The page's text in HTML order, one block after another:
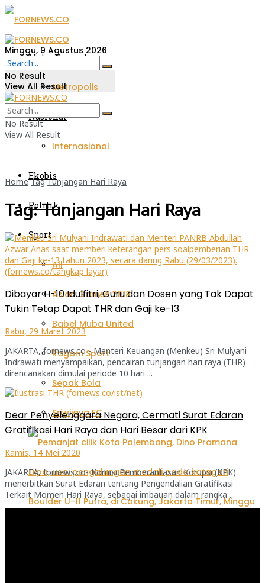
Metro Sumsel
Metropolis
Nasional
Internasional
Ekobis
Politik
Sport
All
Asian Games 2018
Babel Muba United
Ragam Sport
Sepak Bola
Sriwijaya FC
Minggu, 9 Agustus 2026
No Result
View All Result
No Result
View All Result
Home Tag Tunjangan Hari Raya
Tag:Tunjangan Hari Raya
Dibayar H-10 Idulfitri, Guru dan Dosen yang Tak Dapat
Tukin Tetap Dapat THR dan Gaji ke-13
Rabu, 29 Maret 2023
JAKARTA, fornews.co - Menteri Keuangan (Menkeu) Sri Mulyani
Indrawati menyampaikan, pencairan tunjangan hari raya (THR)
direncanakan dimulai periode 10 hari ...
Dear Penyelenggara Negara, Cermati Surat Edaran
Gratifikasi Hari Raya dan Hari Besar dari KPK
Kamis, 14 Mei 2020
JAKARTA, fornews.co- Komisi Pemberantasan Korupsi (KPK)
menerbitkan Surat Edaran tentang Pengendalian Gratifikasi
Terkait Momen Hari Raya, sebagai imbauan dalam rangka ...